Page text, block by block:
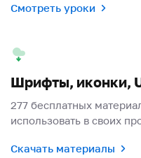
Смотреть уроки
Шрифты, иконки,
277 бесплатных
использовать в своих
Скачать материалы